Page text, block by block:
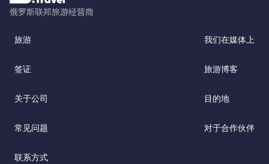
旅游 我们在媒体上
签证 旅游博客
关于公司 目的地
常见问题 对于合作伙伴
联系方式